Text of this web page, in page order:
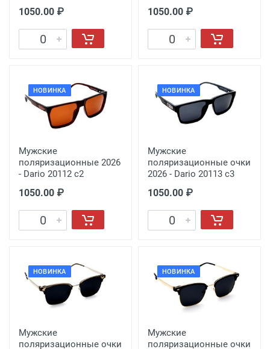
1050.00 ₽ 1050.00 ₽
НОВИНКА
Мужские
поляризационные 2026
- Dario 20112 c2
1050.00 ₽
НОВИНКА
Мужские
поляризационные очки
2026 - Dario 20113 c3
1050.00 ₽
НОВИНКА
Мужские
поляризационные очки
НОВИНКА
Мужские
поляризационные очки